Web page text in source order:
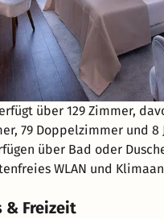
über 129 Zimmer,
79 Doppelzimmer und 8
über Bad oder
WLAN und
& Freizeit